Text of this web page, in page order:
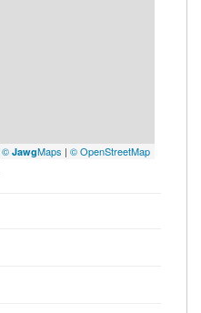
© JawgMaps | © OpenStreetMap